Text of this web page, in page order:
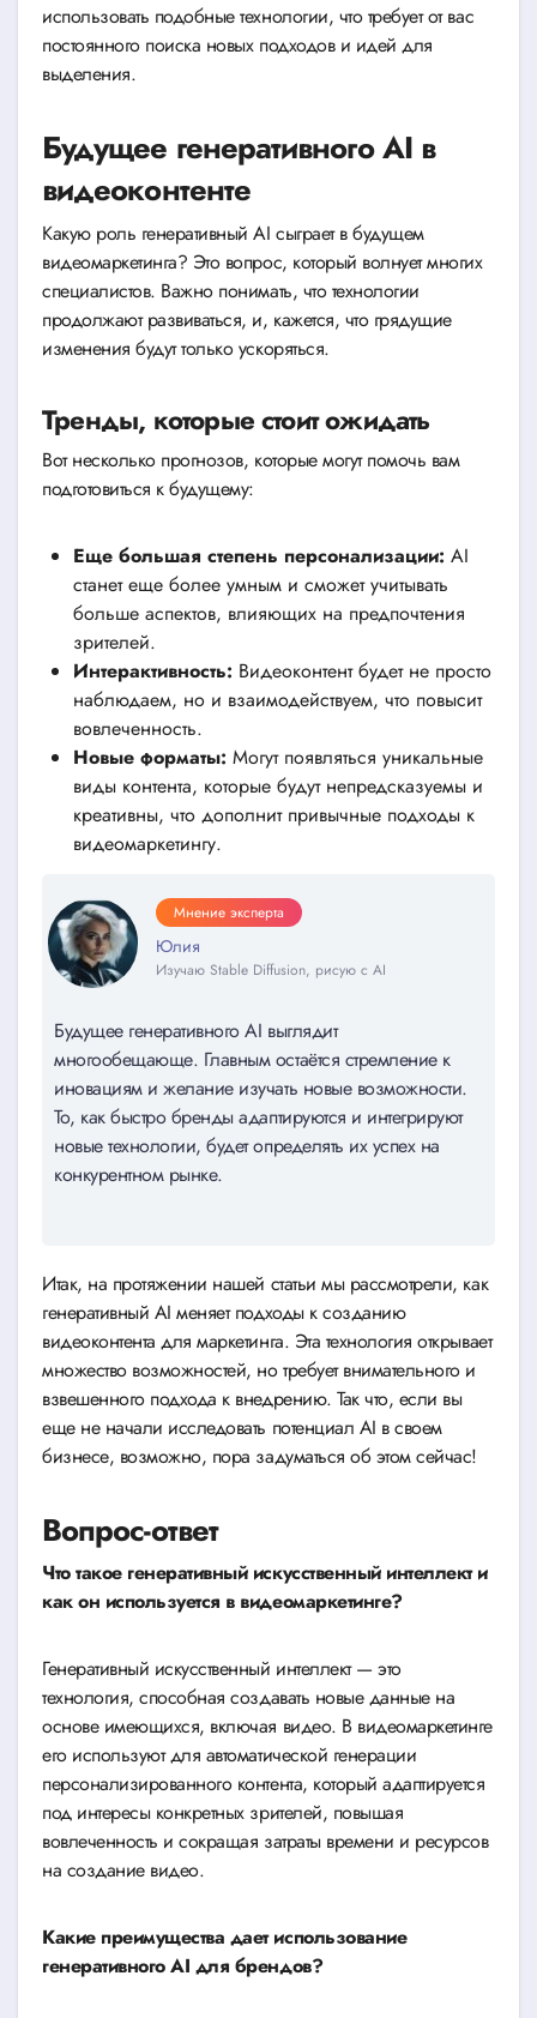
использовать подобные технологии, что требует от вас
постоянного поиска новых подходов и идей для
выделения.
Будущее генеративного AI в
видеоконтенте
Какую роль генеративный AI сыграет в будущем
видеомаркетинга? Это вопрос, который волнует многих
специалистов. Важно понимать, что технологии
продолжают развиваться, и, кажется, что грядущие
изменения будут только ускоряться.
Тренды, которые стоит ожидать
Вот несколько прогнозов, которые могут помочь вам
подготовиться к будущему:
Еще большая степень персонализации: AI
станет еще более умным и сможет учитывать
больше аспектов, влияющих на предпочтения
зрителей.
Интерактивность: Видеоконтент будет не просто
наблюдаем, но и взаимодействуем, что повысит
вовлеченность.
Новые форматы: Могут появляться уникальные
виды контента, которые будут непредсказуемы и
креативны, что дополнит привычные подходы к
видеомаркетингу.
Мнение эксперта
Юлия
Изучаю Stable Diffusion, рисую с AI
Будущее генеративного AI выглядит
многообещающе. Главным остаётся стремление к
иновациям и желание изучать новые возможности.
То, как быстро бренды адаптируются и интегрируют
новые технологии, будет определять их успех на
конкурентном рынке.
Итак, на протяжении нашей статьи мы рассмотрели, как
генеративный AI меняет подходы к созданию
видеоконтента для маркетинга. Эта технология открывает
множество возможностей, но требует внимательного и
взвешенного подхода к внедрению. Так что, если вы
еще не начали исследовать потенциал AI в своем
бизнесе, возможно, пора задуматься об этом сейчас!
Вопрос-ответ
Что такое генеративный искусственный интеллект и
как он используется в видеомаркетинге?
Генеративный искусственный интеллект — это
технология, способная создавать новые данные на
основе имеющихся, включая видео. В видеомаркетинге
его используют для автоматической генерации
персонализированного контента, который адаптируется
под интересы конкретных зрителей, повышая
вовлеченность и сокращая затраты времени и ресурсов
на создание видео.
Какие преимущества дает использование
генеративного AI для брендов?